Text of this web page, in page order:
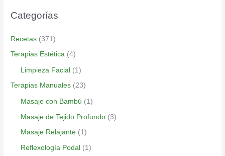
Categorías
Recetas (371)
Terapias Estética (4)
Limpieza Facial (1)
Terapias Manuales (23)
Masaje con Bambú (1)
Masaje de Tejido Profundo (3)
Masaje Relajante (1)
Reflexología Podal (1)